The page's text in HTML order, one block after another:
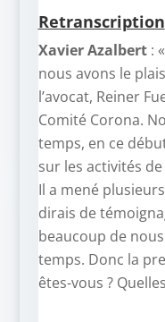
Retranscription
Xavier Azalbert:
nous avons le
l’avocat, Reiner
Comité Corona.
temps, en ce
sur les activités
Il a mené
dirais de
beaucoup de
temps. Donc la
êtes-vous ?